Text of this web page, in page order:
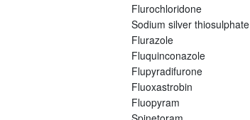
Flurochloridone
Sodium silver thiosulphate
Flurazole
Fluquinconazole
Flupyradifurone
Fluoxastrobin
Fluopyram